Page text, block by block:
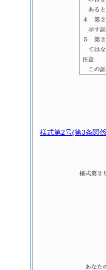
様式第2号(第3条関